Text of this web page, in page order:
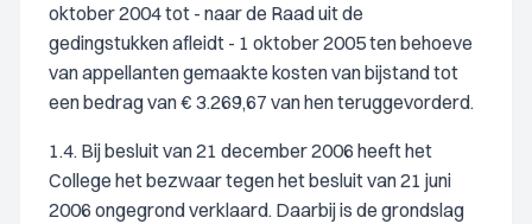
oktober 2004 tot - naar de Raad uit de
gedingstukken afleidt - 1 oktober 2005 ten behoeve
van appellanten gemaakte kosten van bijstand tot
een bedrag van € 3.269,67 van hen teruggevorderd.
1.4. Bij besluit van 21 december 2006 heeft het
College het bezwaar tegen het besluit van 21 juni
2006 ongegrond verklaard. Daarbij is de grondslag